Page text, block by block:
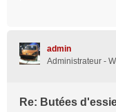
admin
Administrateur -
Re: Butées